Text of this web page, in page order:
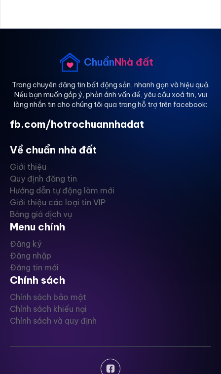
ChuẩnNhà đất
Trang chuyên đăng tin bất động sản, nhanh gọn và hiệu quả.
Nếu bạn muốn góp ý, phản ánh vấn đề, yêu cầu xoá tin, vui
lòng nhắn tin cho chúng tôi qua trang hỗ trợ trên facebook:
fb.com/hotrochuannhadat
Về chuẩn nhà đất
Giới thiệu
Quy định đăng tin
Hướng dẫn tự động làm mới
Giới thiệu các loại tin VIP
Bảng giá dịch vụ
Menu chính
Đăng ký
Đăng nhập
Đăng tin mới
Chính sách
Chính sách bảo mật
Chính sách khiếu nại
Chính sách và quy định